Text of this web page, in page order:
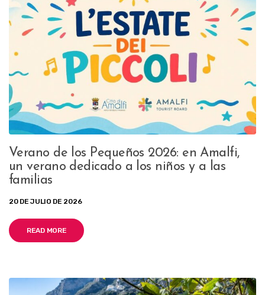
Verano de los Pequeños 2026: en Amalfi,
un verano dedicado a los niños y a las
familias
20 DE JULIO DE 2026
READ MORE